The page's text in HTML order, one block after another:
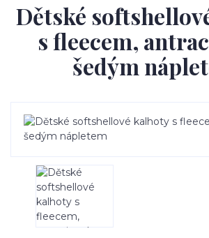
Dětské
s fleecem,
šedým